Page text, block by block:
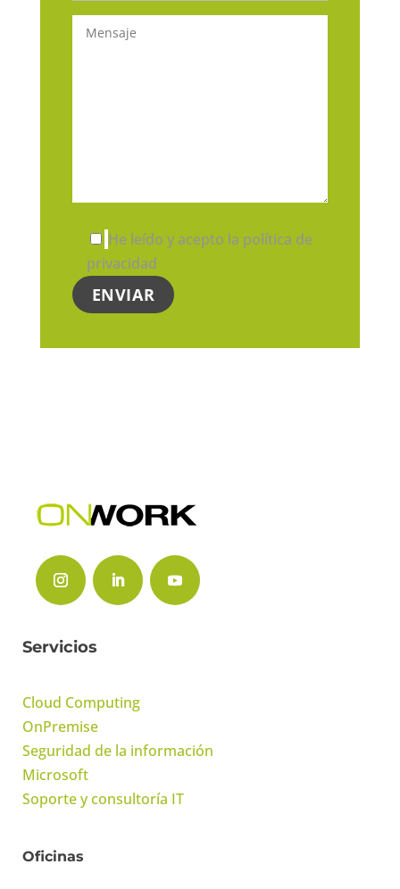
He leído y acepto la política de
privacidad
Servicios
Cloud Computing
OnPremise
Seguridad de la información
Microsoft
Soporte y consultoría IT
Oficinas